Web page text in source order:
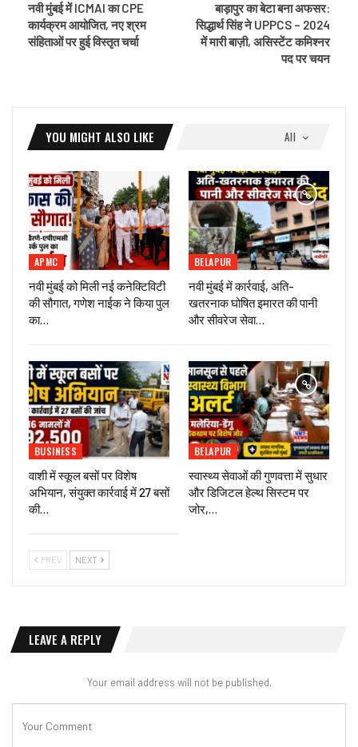
नवी मुंबई में ICMAI का CPE
कार्यक्रम आयोजित, नए श्रम
संहिताओं पर हुई विस्तृत चर्चा
बाड़ापुर का बेटा बना अफसर:
सिद्धार्थ सिंह ने UPPCS – 2024
में मारी बाज़ी, असिस्टेंट कमिश्नर
पद पर चयन
All
YOU MIGHT ALSO LIKE
APMC
नवी मुंबई को मिली नई कनेक्टिविटी
की सौगात, गणेश नाईक ने किया पुल
का…
BELAPUR
नवी मुंबई में कार्रवाई, अति-
खतरनाक घोषित इमारत की पानी
और सीवरेज सेवा…
BUSINESS
वाशी में स्कूल बसों पर विशेष
अभियान, संयुक्त कार्रवाई में 27 बसों
की…
BELAPUR
स्वास्थ्य सेवाओं की गुणवत्ता में सुधार
और डिजिटल हेल्थ सिस्टम पर
जोर,…
PREV NEXT
LEAVE A REPLY
Your email address will not be published.